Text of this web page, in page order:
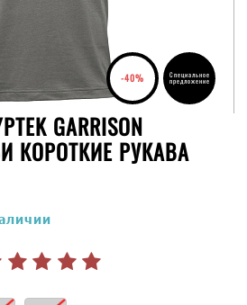
-40% Специальное
предложение
GARRISON
КОРОТКИЕ РУКАВА